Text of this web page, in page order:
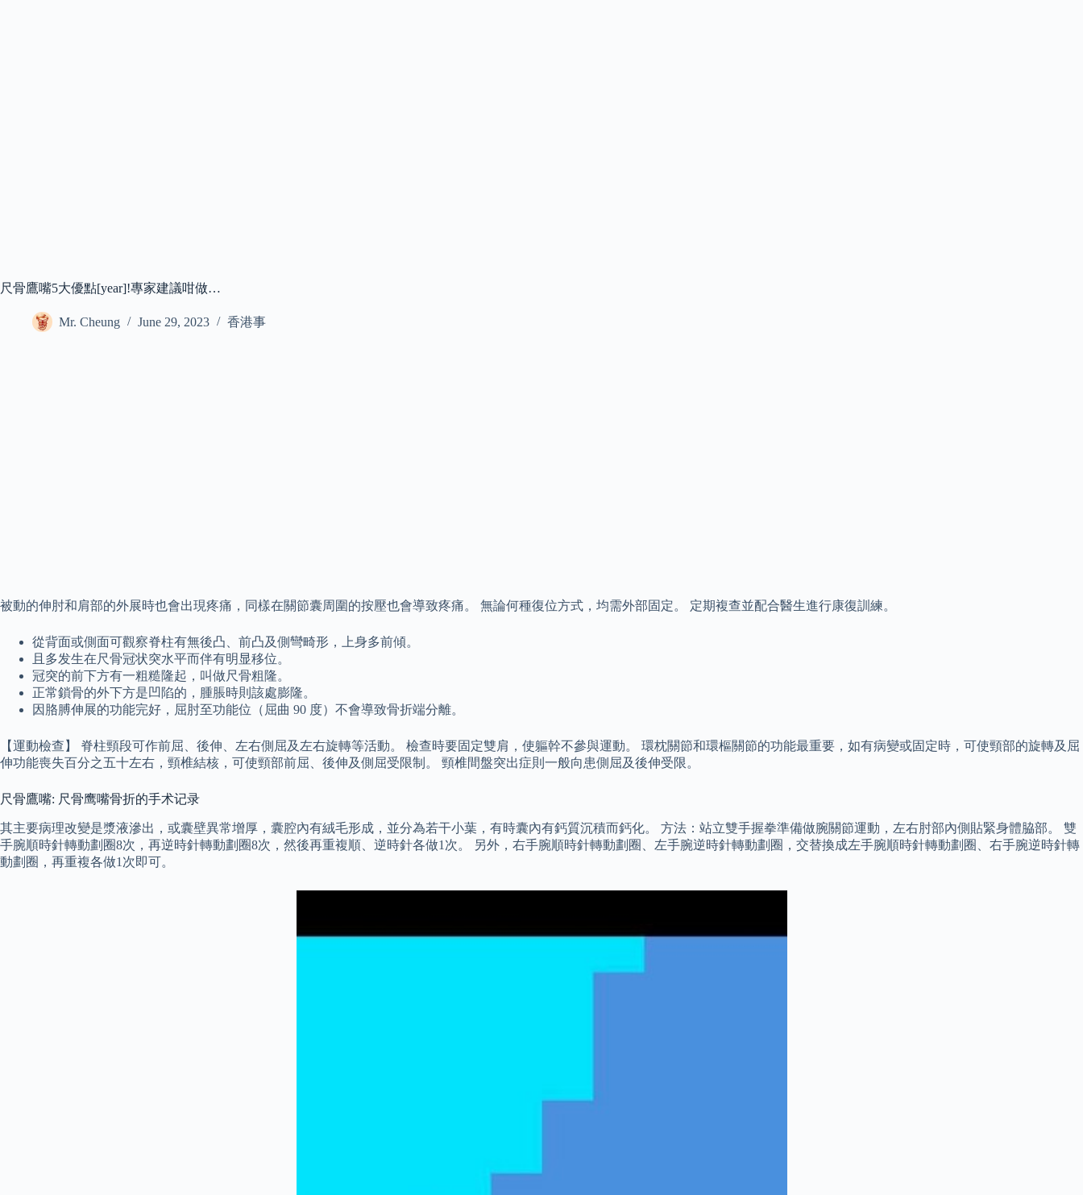
尺骨鷹嘴5大優點[year]!專家建議咁做…
Mr. Cheung June 29, 2023 香港事
被動的伸肘和肩部的外展時也會出現疼痛，同樣在關節囊周圍的按壓也會導致疼痛。 無論何種復位方式，均需外部固定。 定期複查並配合醫生進行康復訓練。
從背面或側面可觀察脊柱有無後凸、前凸及側彎畸形，上身多前傾。
且多发生在尺骨冠状突水平而伴有明显移位。
冠突的前下方有一粗糙隆起，叫做尺骨粗隆。
正常鎖骨的外下方是凹陷的，腫脹時則該處膨隆。
因胳膊伸展的功能完好，屈肘至功能位（屈曲 90 度）不會導致骨折端分離。
【運動檢查】 脊柱頸段可作前屈、後伸、左右側屈及左右旋轉等活動。 檢查時要固定雙肩，使軀幹不參與運動。 環枕關節和環樞關節的功能最重要，如有病變或固定時，可使頸部的旋轉及屈
伸功能喪失百分之五十左右，頸椎結核，可使頸部前屈、後伸及側屈受限制。 頸椎間盤突出症則一般向患側屈及後伸受限。
尺骨鷹嘴: 尺骨鹰嘴骨折的手术记录
其主要病理改變是漿液滲出，或囊壁異常增厚，囊腔內有絨毛形成，並分為若干小葉，有時囊內有鈣質沉積而鈣化。 方法：站立雙手握拳準備做腕關節運動，左右肘部內側貼緊身體脇部。 雙
手腕順時針轉動劃圈8次，再逆時針轉動劃圈8次，然後再重複順、逆時針各做1次。 另外，右手腕順時針轉動劃圈、左手腕逆時針轉動劃圈，交替換成左手腕順時針轉動劃圈、右手腕逆時針轉
動劃圈，再重複各做1次即可。